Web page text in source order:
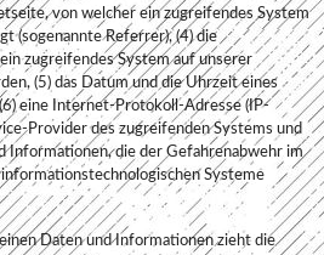
von welcher ein zugreifendes System
(sogenannte Referrer), (4) die
zugreifendes System auf unserer
(5) das Datum und die Uhrzeit eines
eine Internet-Protokoll-Adresse (IP-
Provider des zugreifenden Systems und
Informationen, die der Gefahrenabwehr im
Systeme
Daten und Informationen zieht die